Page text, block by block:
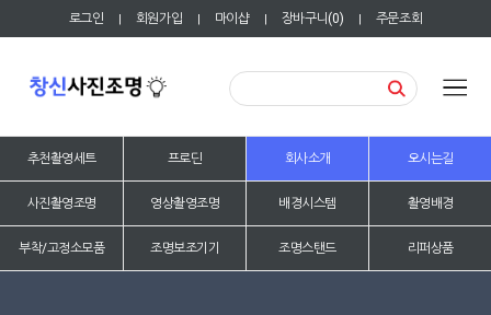
로그인 | 회원가입 | 마이샵 | 장바구니(0) | 주문조회
추천촬영세트 프로딘 회사소개 오시는길
사진촬영조명 영상촬영조명 배경시스템 촬영배경
부착/고정소모품 조명보조기기 조명스탠드 리퍼상품